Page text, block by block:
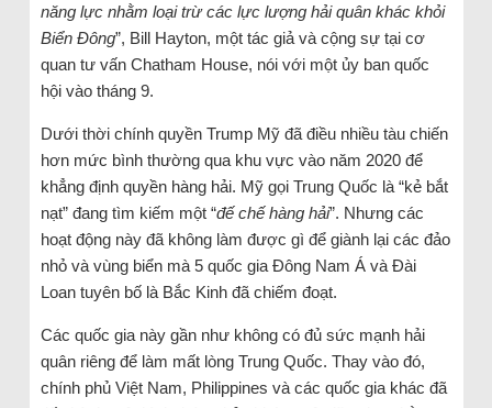
năng lực nhằm loại trừ các lực lượng hải quân khác khỏi
Biển Đông”, Bill Hayton, một tác giả và cộng sự tại cơ
quan tư vấn Chatham House, nói với một ủy ban quốc
hội vào tháng 9.
Dưới thời chính quyền Trump Mỹ đã điều nhiều tàu chiến
hơn mức bình thường qua khu vực vào năm 2020 để
khẳng định quyền hàng hải. Mỹ gọi Trung Quốc là “kẻ bắt
nạt” đang tìm kiếm một “đế chế hàng hải”. Nhưng các
hoạt động này đã không làm được gì để giành lại các đảo
nhỏ và vùng biển mà 5 quốc gia Đông Nam Á và Đài
Loan tuyên bố là Bắc Kinh đã chiếm đoạt.
Các quốc gia này gần như không có đủ sức mạnh hải
quân riêng để làm mất lòng Trung Quốc. Thay vào đó,
chính phủ Việt Nam, Philippines và các quốc gia khác đã